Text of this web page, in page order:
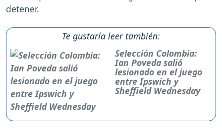
detener.
Te gustaría leer también:
Selección Colombia:
Ian Poveda salió
lesionado en el juego
entre Ipswich y
Sheffield Wednesday